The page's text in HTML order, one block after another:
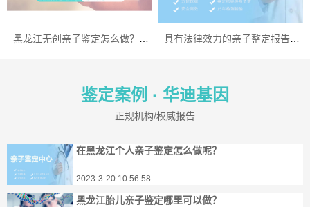
鉴定案例 · 华迪基因
正规机构/权威报告
在黑龙江个人亲子鉴定怎么做呢？
2023-3-20 10:56:58
黑龙江胎儿亲子鉴定哪里可以做？